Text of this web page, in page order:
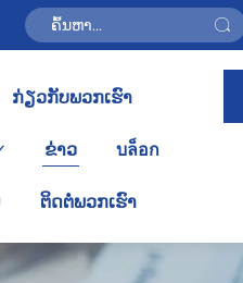
ກ່ຽວກັບພວກເຮົາ
ຂ່າວ บล็อก
ຕິດຕໍ່ພວກເຮົາ